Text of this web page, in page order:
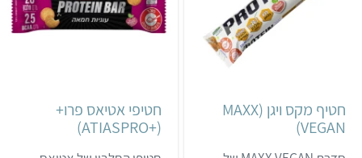
חטיף מקס ויגן (MAXX
VEGAN)
חטיפי אטיאס פרו+
(+ATIASPRO)